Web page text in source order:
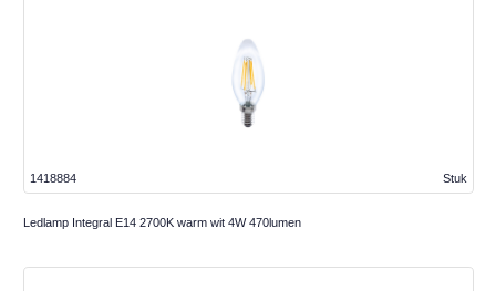
Stuk
1418884
Ledlamp Integral E14 2700K warm wit 4W 470lumen